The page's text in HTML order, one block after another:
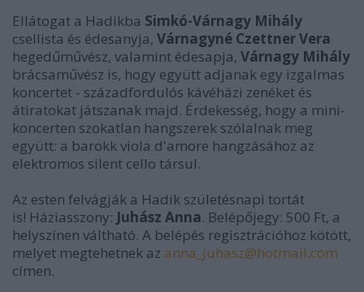
Ellátogat a Hadikba Simkó-Várnagy Mihály
csellista és édesanyja, Várnagyné Czettner Vera
hegedűművész, valamint édesapja, Várnagy Mihály
brácsaművész is, hogy együtt adjanak egy izgalmas
koncertet - századfordulós kávéházi zenéket és
átiratokat játszanak majd. Érdekesség, hogy a mini-
koncerten szokatlan hangszerek szólalnak meg
együtt: a barokk viola d'amore hangzásához az
elektromos silent cello társul.
Az esten felvágják a Hadik születésnapi tortát
is! Háziasszony: Juhász Anna. Belépőjegy: 500 Ft, a
helyszínen váltható. A belépés regisztrációhoz kötött,
melyet megtehetnek az anna_juhasz@hotmail.com
címen.